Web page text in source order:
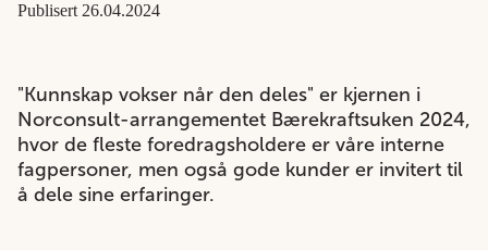
Publisert 26.04.2024
"Kunnskap vokser når den deles" er kjernen i
Norconsult-arrangementet Bærekraftsuken 2024,
hvor de fleste foredragsholdere er våre interne
fagpersoner, men også gode kunder er invitert til
å dele sine erfaringer.